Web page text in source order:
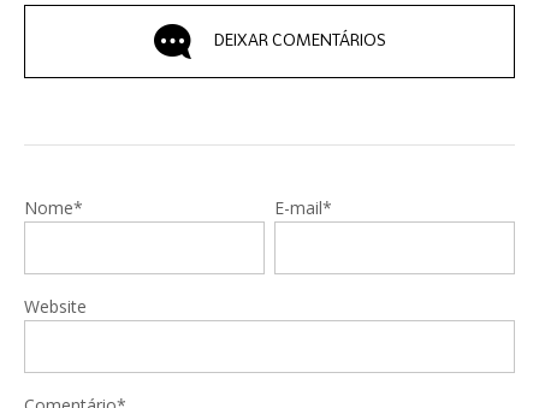
DEIXAR COMENTÁRIOS
Nome* E-mail*
Website